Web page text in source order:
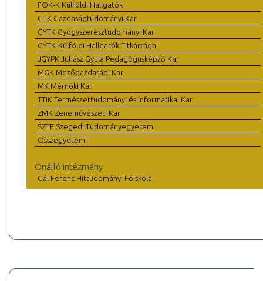
FOK-K Külföldi Hallgatók
GTK Gazdaságtudományi Kar
GYTK Gyógyszerésztudományi Kar
GYTK-Külföldi Hallgatók Titkársága
JGYPK Juhász Gyula Pedagógusképző Kar
MGK Mezőgazdasági Kar
MK Mérnöki Kar
TTIK Természettudományi és Informatikai Kar
ZMK Zeneművészeti Kar
SZTE Szegedi Tudományegyetem
Összegyetemi
Önálló intézmény
Gál Ferenc Hittudományi Főiskola